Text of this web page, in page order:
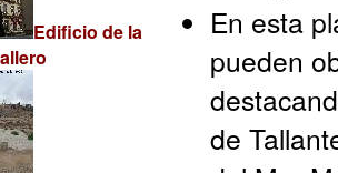
Edificio de la
En esta
pueden
de